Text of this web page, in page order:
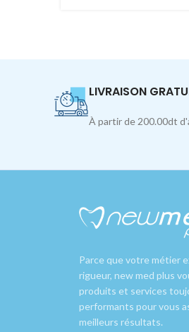
LIVRAISON
À partir de 200.00dt
Parce que votre métier
rigueur, new med plus
produits et services
performants pour vous
meilleurs résultats.